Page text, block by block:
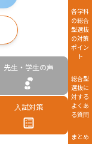
先生・学生の声
入試対策
各学科
の総合
型選抜
の対策
ポイン
ト
総合型
選抜に
対する
よくあ
る質問
まとめ